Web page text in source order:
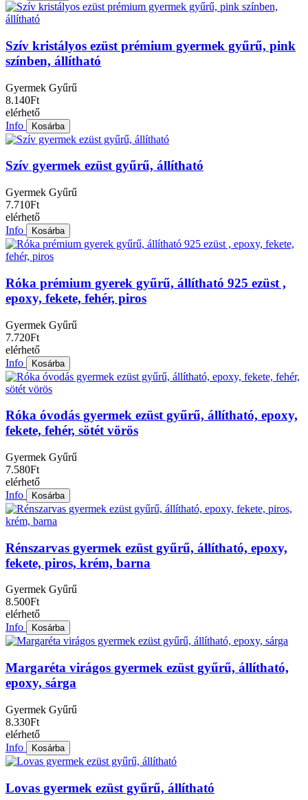
Szív kristályos ezüst prémium gyermek gyűrű, pink
színben, állítható
Gyermek Gyűrű
8.140Ft
elérhető
Info
Kosárba
Szív gyermek ezüst gyűrű, állítható
Gyermek Gyűrű
7.710Ft
elérhető
Info
Kosárba
Róka prémium gyerek gyűrű, állítható 925 ezüst ,
epoxy, fekete, fehér, piros
Gyermek Gyűrű
7.720Ft
elérhető
Info
Kosárba
Róka óvodás gyermek ezüst gyűrű, állítható, epoxy,
fekete, fehér, sötét vörös
Gyermek Gyűrű
7.580Ft
elérhető
Info
Kosárba
Rénszarvas gyermek ezüst gyűrű, állítható, epoxy,
fekete, piros, krém, barna
Gyermek Gyűrű
8.500Ft
elérhető
Info
Kosárba
Margaréta virágos gyermek ezüst gyűrű, állítható,
epoxy, sárga
Gyermek Gyűrű
8.330Ft
elérhető
Info
Kosárba
Lovas gyermek ezüst gyűrű, állítható